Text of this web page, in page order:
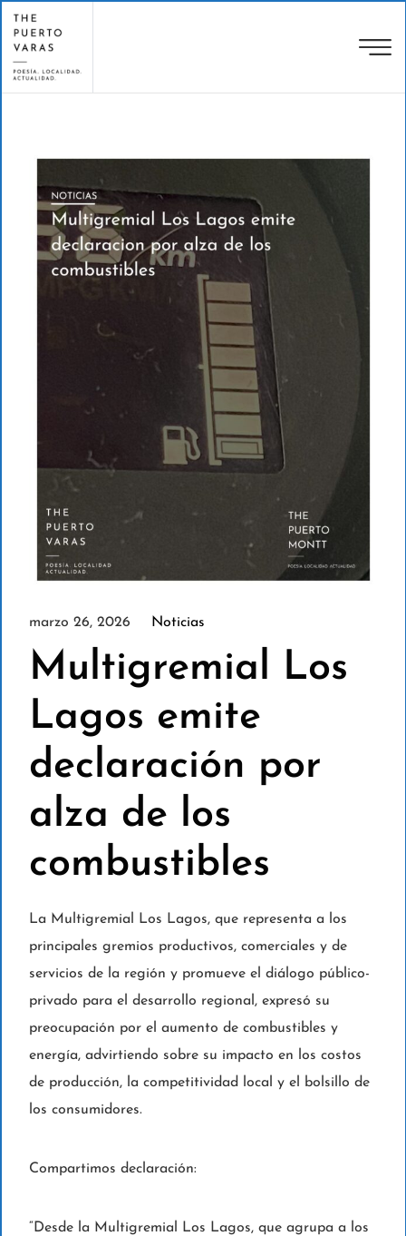
marzo 26, 2026 Noticias
Multigremial Los
Lagos emite
declaración por
alza de los
combustibles
La Multigremial Los Lagos, que representa a los
principales gremios productivos, comerciales y de
servicios de la región y promueve el diálogo público-
privado para el desarrollo regional, expresó su
preocupación por el aumento de combustibles y
energía, advirtiendo sobre su impacto en los costos
de producción, la competitividad local y el bolsillo de
los consumidores.
Compartimos declaración:
“Desde la Multigremial Los Lagos, que agrupa a los